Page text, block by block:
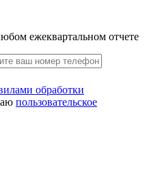
ежеквартальном отчете
обработки
пользовательское